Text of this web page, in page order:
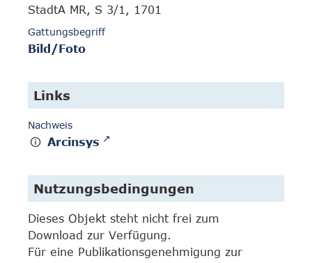
StadtA MR, S 3/1, 1701
Gattungsbegriff
Bild/Foto
Links
Nachweis
Arcinsys
Nutzungsbedingungen
Dieses Objekt steht nicht frei zum
Download zur Verfügung.
Für eine Publikationsgenehmigung zur